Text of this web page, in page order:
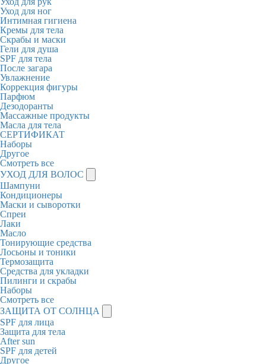
Уход для ног
Интимная гигиена
Кремы для тела
Скрабы и маски
Гели для душа
SPF для тела
После загара
Увлажнение
Коррекция фигуры
Парфюм
Дезодоранты
Массажные продукты
Масла для тела
СЕРТИФИКАТ
Наборы
Другое
Смотреть все
УХОД ДЛЯ ВОЛОС
Шампуни
Кондиционеры
Маски и сыворотки
Спреи
Лаки
Масло
Тонирующие средства
Лосьоны и тоники
Термозащита
Средства для укладки
Пилинги и скрабы
Наборы
Смотреть все
ЗАЩИТА ОТ СОЛНЦА
SPF для лица
Защита для тела
After sun
SPF для детей
Другое